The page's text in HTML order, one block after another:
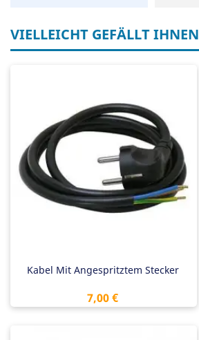
VIELLEICHT GEFÄLLT
Kabel Mit Angespritztem Stecker
Preis
7,00 €